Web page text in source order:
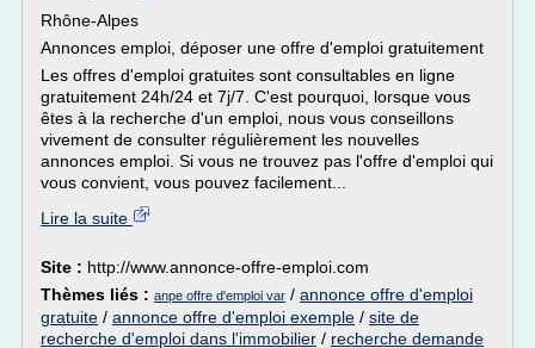
Rhône-Alpes
Annonces emploi, déposer une offre d'emploi gratuitement
Les offres d'emploi gratuites sont consultables en ligne
gratuitement 24h/24 et 7j/7. C'est pourquoi, lorsque vous
êtes à la recherche d'un emploi, nous vous conseillons
vivement de consulter régulièrement les nouvelles
annonces emploi. Si vous ne trouvez pas l'offre d'emploi qui
vous convient, vous pouvez facilement...
Lire la suite
Site : http://www.annonce-offre-emploi.com
Thèmes liés : anpe offre d'emploi var / annonce offre d'emploi
gratuite / annonce offre d'emploi exemple / site de
recherche d'emploi dans l'immobilier / recherche demande